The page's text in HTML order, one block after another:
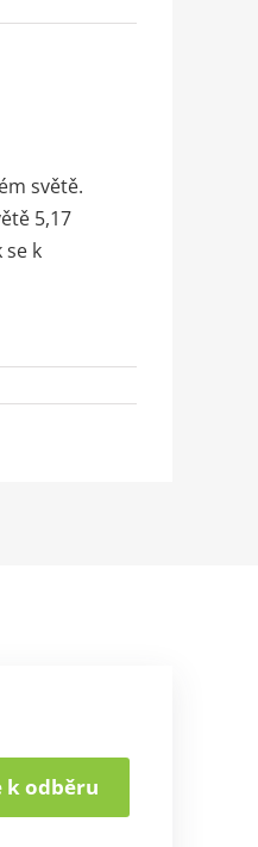
světě.
5,17
se k
k odběru